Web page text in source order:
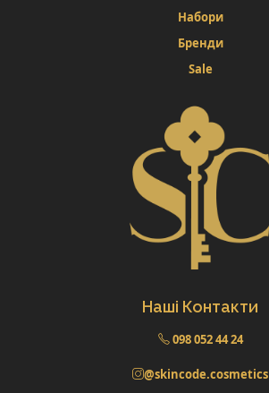
Набори
Бренди
Sale
Наші Контакти
098 052 44 24
@skincode.cosmetics